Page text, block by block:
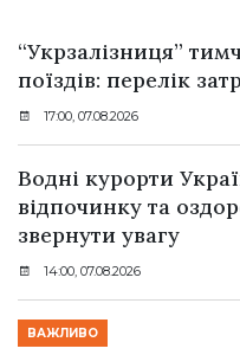
“Укрзалізниця”
поїздів: перелік
17:00, 07.08.2026
Водні курорти
відпочинку та
звернути увагу
14:00, 07.08.2026
ВАЖЛИВО